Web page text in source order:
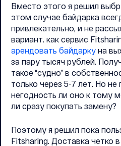
Вместо этого я решил
этом случае байдарка
привлекательно, и не
вариант. как сервис
арендовать байдарку на
за пару тысяч рублей.
такое “судно” в
только через 5-7 лет. Но не
негодность ли оно к тому
ли сразу покупать замену?
Поэтому я решил пока
Fitsharing. Доставка четко